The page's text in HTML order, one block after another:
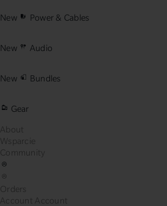
New Power & Cables
New Audio
New Bundles
Gear
About
Wsparcie
Community
Orders
Account
Account